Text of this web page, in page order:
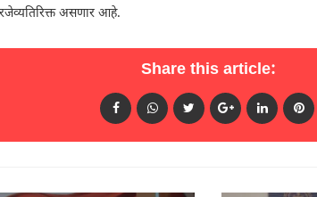
असणार आहे.
Share this article: